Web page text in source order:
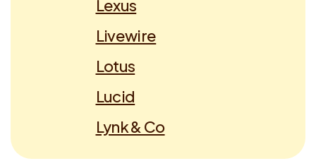
Lexus
Livewire
Lotus
Lucid
Lynk & Co